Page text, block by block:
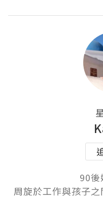
90後
周旋於工作與孩子